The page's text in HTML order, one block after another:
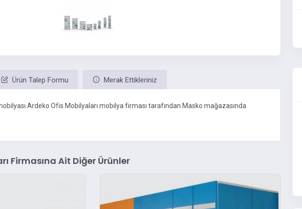
Ürün Talep Formu Merak Ettikleriniz
Ardeko Ofis Mobilyaları mobilya firması tarafından Masko mağazasında
Firmasına Ait Diğer Ürünler